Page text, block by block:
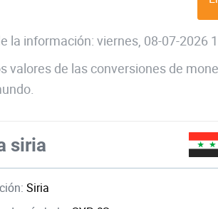
la información: viernes, 08-07-2026
valores de las conversiones de
siria
Siria